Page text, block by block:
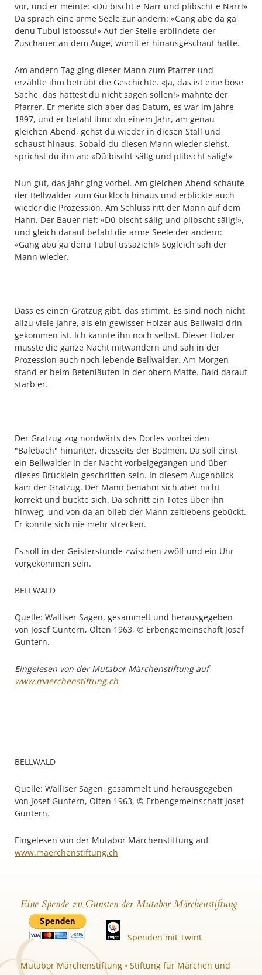
vor, und er meinte: «Dü bischt e Narr und plibscht e Narr!»
Da sprach eine arme Seele zur andern: «Gang abe da ga
denu Tubul istoossu!» Auf der Stelle erblindete der
Zuschauer an dem Auge, womit er hinausgeschaut hatte.
Am andern Tag ging dieser Mann zum Pfarrer und
erzählte ihm betrübt die Geschichte. «Ja, das ist eine böse
Sache, das hättest du nicht sagen sollen!» mahnte der
Pfarrer. Er merkte sich aber das Datum, es war im Jahre
1897, und er befahl ihm: «In einem Jahr, am genau
gleichen Abend, gehst du wieder in diesen Stall und
schaust hinaus. Sobald du diesen Mann wieder siehst,
sprichst du ihn an: «Dü bischt sälig und plibscht sälig!»
Nun gut, das Jahr ging vorbei. Am gleichen Abend schaute
der Bellwalder zum Guckloch hinaus und erblickte auch
wieder die Prozession. Am Schluss ritt der Mann auf dem
Hahn. Der Bauer rief: «Dü bischt sälig und plibscht sälig!»,
und gleich darauf befahl die arme Seele der andern:
«Gang abu ga denu Tubul üssazieh!» Sogleich sah der
Mann wieder.
Dass es einen Gratzug gibt, das stimmt. Es sind noch nicht
allzu viele Jahre, als ein gewisser Holzer aus Bellwald drin
gekommen ist. Ich kannte ihn noch selbst. Dieser Holzer
musste die ganze Nacht mitwandern und sah in der
Prozession auch noch lebende Bellwalder. Am Morgen
stand er beim Betenläuten in der obern Matte. Bald darauf
starb er.
Der Gratzug zog nordwärts des Dorfes vorbei den
"Balebach" hinunter, diesseits der Bodmen. Da soll einst
ein Bellwalder in der Nacht vorbeigegangen und über
dieses Brücklein geschritten sein. In diesem Augenblick
kam der Gratzug. Der Mann benahm sich aber nicht
korrekt und bückte sich. Da schritt ein Totes über ihn
hinweg, und von da an blieb der Mann zeitlebens gebückt.
Er konnte sich nie mehr strecken.
Es soll in der Geisterstunde zwischen zwölf und ein Uhr
vorgekommen sein.
BELLWALD
Quelle: Walliser Sagen, gesammelt und herausgegeben
von Josef Guntern, Olten 1963, © Erbengemeinschaft Josef
Guntern.
Eingelesen von der Mutabor Märchenstiftung auf
www.maerchenstiftung.ch
BELLWALD
Quelle: Walliser Sagen, gesammelt und herausgegeben
von Josef Guntern, Olten 1963, © Erbengemeinschaft Josef
Guntern.
Eingelesen von der Mutabor Märchenstiftung auf
www.maerchenstiftung.ch
Eine Spende zu Gunsten der Mutabor Märchenstiftung
Spenden mit Twint
Mutabor Märchenstiftung • Stiftung für Märchen und